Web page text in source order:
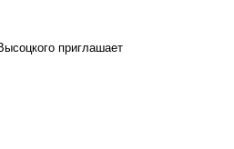
приглашает